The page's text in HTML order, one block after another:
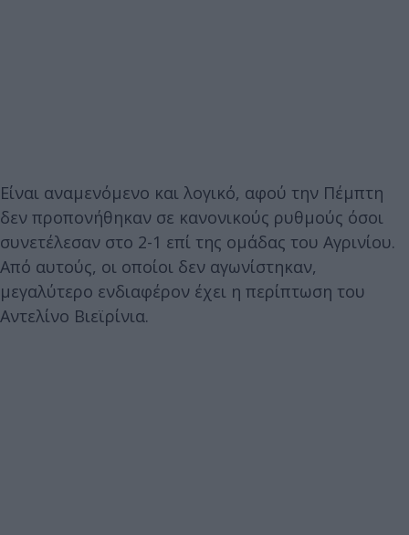
Είναι αναμενόμενο και λογικό, αφού την Πέμπτη
δεν προπονήθηκαν σε κανονικούς ρυθμούς όσοι
συνετέλεσαν στο 2-1 επί της ομάδας του Αγρινίου.
Από αυτούς, οι οποίοι δεν αγωνίστηκαν,
μεγαλύτερο ενδιαφέρον έχει η περίπτωση του
Αντελίνο Βιεϊρίνια.